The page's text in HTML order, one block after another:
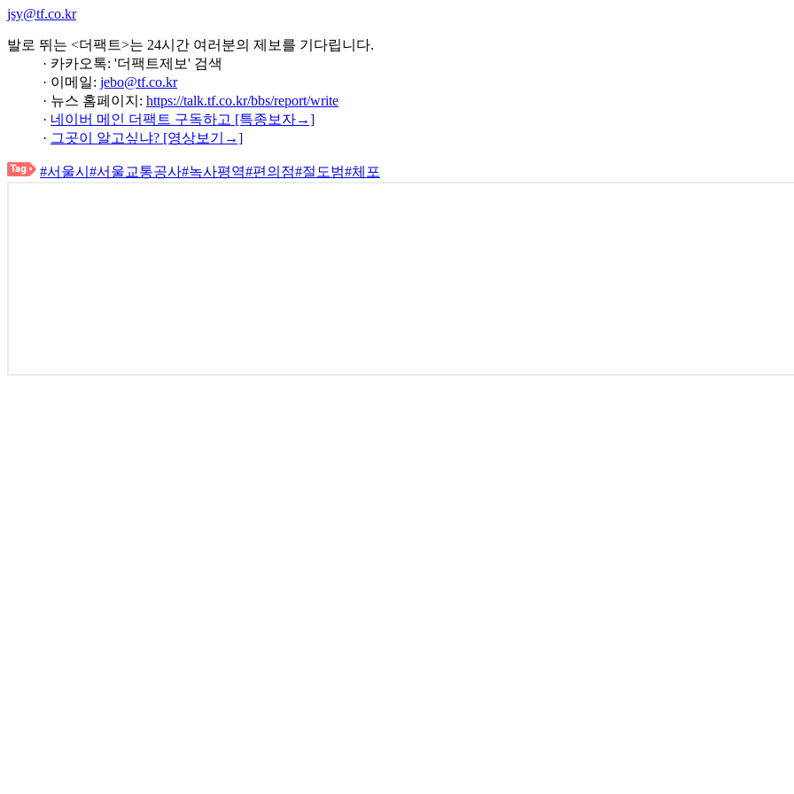
jsy@tf.co.kr
발로 뛰는 <더팩트>는 24시간 여러분의 제보를 기다립니다.
· 카카오톡: '더팩트제보' 검색
· 이메일: jebo@tf.co.kr
· 뉴스 홈페이지: https://talk.tf.co.kr/bbs/report/write
· 네이버 메인 더팩트 구독하고 [특종보자→]
· 그곳이 알고싶냐? [영상보기→]
#서울시 #서울교통공사#녹사평역#편의점#절도범#체포